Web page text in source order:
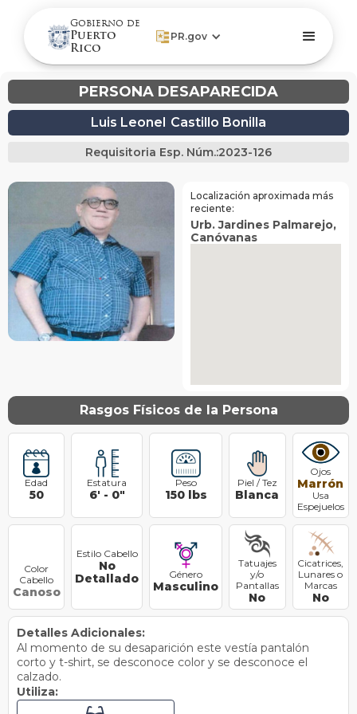
Gobierno de
Puerto
Rico
PR.gov
PERSONA DESAPARECIDA
Luis Leonel Castillo Bonilla
Requisitoria Esp. Núm.:2023-126
Localización aproximada más
reciente:
Urb. Jardines Palmarejo,
Canóvanas
Rasgos Físicos de la Persona
Edad
50
Estatura
6' - 0"
Peso
150 lbs
Piel / Tez
Blanca
Ojos
Marrón
Usa
Espejuelos
Color
Cabello
Canoso
Estilo Cabello
No
Detallado
Género
Masculino
Tatuajes
y/o
Pantallas
No
Cicatrices,
Lunares o
Marcas
No
Detalles Adicionales:
Al momento de su desaparición este vestía pantalón
corto y t-shirt, se desconoce color y se desconoce el
calzado.
Utiliza: